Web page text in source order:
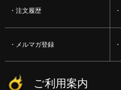
注文履歴
メルマガ登録
ご利用案内